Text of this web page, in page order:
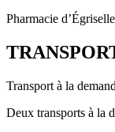
Pharmacie
Transport à la
Deux transports à la